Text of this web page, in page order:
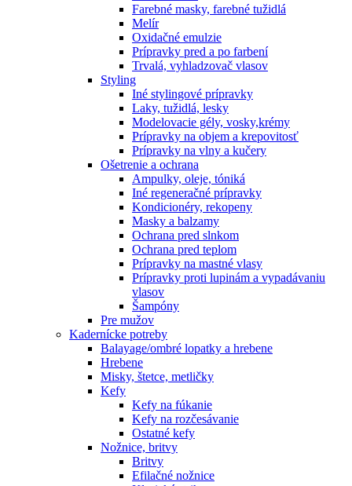
Farebné masky, farebné tužidlá
Melír
Oxidačné emulzie
Prípravky pred a po farbení
Trvalá, vyhladzovač vlasov
Styling
Iné stylingové prípravky
Laky, tužidlá, lesky
Modelovacie gély, vosky,krémy
Prípravky na objem a krepovitosť
Prípravky na vlny a kučery
Ošetrenie a ochrana
Ampulky, oleje, tóniká
Iné regeneračné prípravky
Kondicionéry, rekopeny
Masky a balzamy
Ochrana pred slnkom
Ochrana pred teplom
Prípravky na mastné vlasy
Prípravky proti lupinám a vypadávaniu
vlasov
Šampóny
Pre mužov
Kadernícke potreby
Balayage/ombré lopatky a hrebene
Hrebene
Misky, štetce, metličky
Kefy
Kefy na fúkanie
Kefy na rozčesávanie
Ostatné kefy
Nožnice, britvy
Britvy
Efilačné nožnice